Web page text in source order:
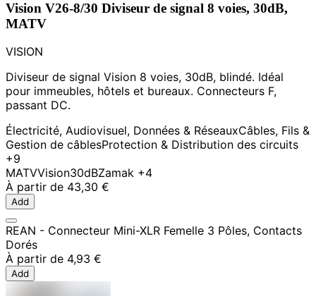
Vision V26-8/30 Diviseur de signal 8 voies, 30dB,
MATV
VISION
Diviseur de signal Vision 8 voies, 30dB, blindé. Idéal
pour immeubles, hôtels et bureaux. Connecteurs F,
passant DC.
Électricité, Audiovisuel, Données & RéseauxCâbles, Fils &
Gestion de câblesProtection & Distribution des circuits
+9
MATVVision30dBZamak +4
À partir de 43,30 €
Add
REAN - Connecteur Mini-XLR Femelle 3 Pôles, Contacts
Dorés
À partir de 4,93 €
Add